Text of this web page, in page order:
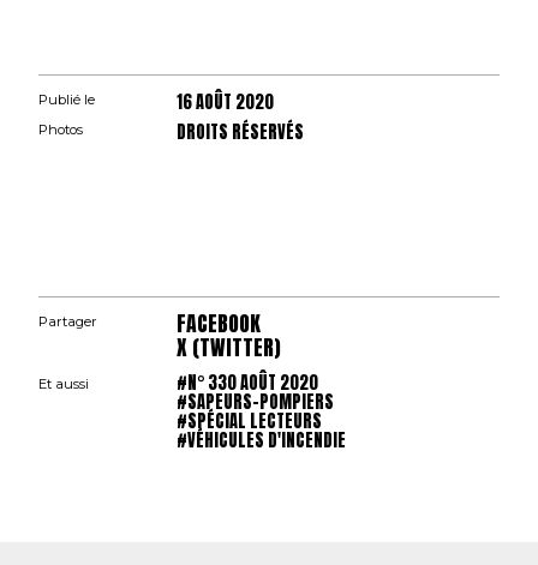
Publié le 16 AOÛT 2020
Photos DROITS RÉSERVÉS
Partager FACEBOOK
X (TWITTER)
Et aussi #N° 330 AOÛT 2020
#SAPEURS-POMPIERS
#SPÉCIAL LECTEURS
#VÉHICULES D'INCENDIE